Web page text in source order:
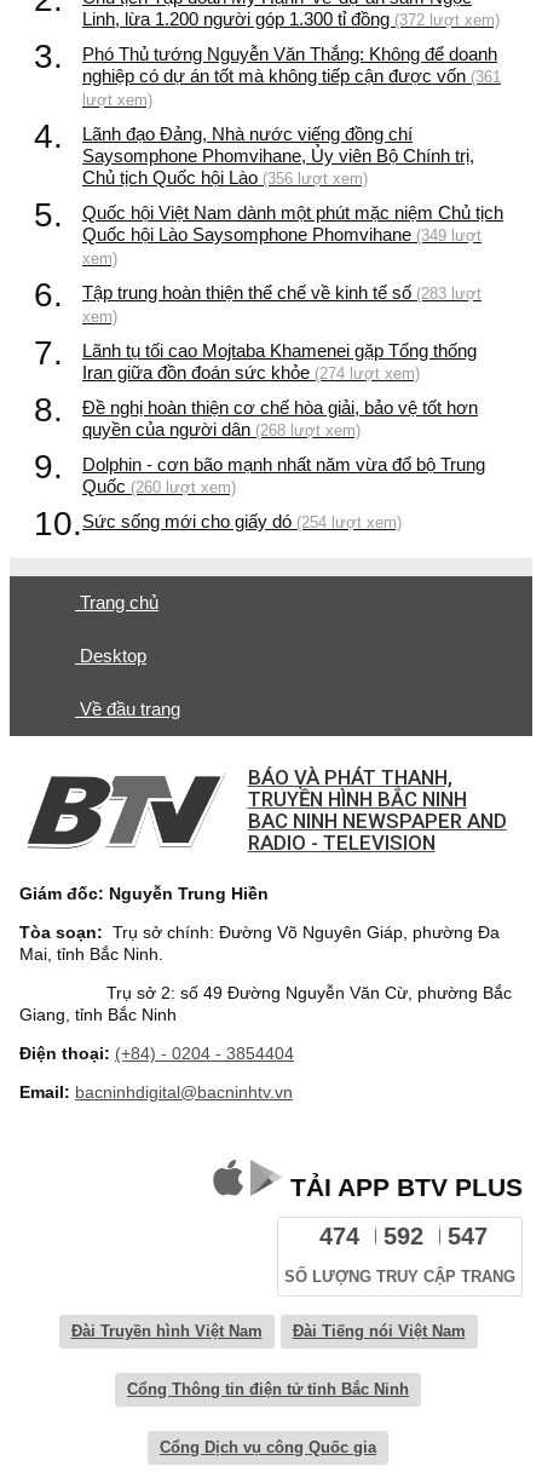
Linh, lừa 1.200 người góp 1.300 tỉ đồng (372 lượt xem)
3.
Phó Thủ tướng Nguyễn Văn Thắng: Không để doanh
nghiệp có dự án tốt mà không tiếp cận được vốn (361
lượt xem)
4.
Lãnh đạo Đảng, Nhà nước viếng đồng chí
Saysomphone Phomvihane, Ủy viên Bộ Chính trị,
Chủ tịch Quốc hội Lào (356 lượt xem)
5.
Quốc hội Việt Nam dành một phút mặc niệm Chủ tịch
Quốc hội Lào Saysomphone Phomvihane (349 lượt
xem)
6. Tập trung hoàn thiện thể chế về kinh tế số (283 lượt
xem)
7.
Lãnh tụ tối cao Mojtaba Khamenei gặp Tổng thống
Iran giữa đồn đoán sức khỏe (274 lượt xem)
8.
Đề nghị hoàn thiện cơ chế hòa giải, bảo vệ tốt hơn
quyền của người dân (268 lượt xem)
9.
Dolphin - cơn bão mạnh nhất năm vừa đổ bộ Trung
Quốc (260 lượt xem)
10.Sức sống mới cho giấy dó (254 lượt xem)
Trang chủ
Desktop
Về đầu trang
BÁO VÀ PHÁT THANH,
TRUYỀN HÌNH BẮC NINH
BAC NINH NEWSPAPER AND
RADIO - TELEVISION
Giám đốc: Nguyễn Trung Hiền
Tòa soạn: Trụ sở chính: Đường Võ Nguyên Giáp, phường Đa
Mai, tỉnh Bắc Ninh.
Trụ sở 2: số 49 Đường Nguyễn Văn Cừ, phường Bắc
Giang, tỉnh Bắc Ninh
Điện thoại: (+84) - 0204 - 3854404
Email: bacninhdigital@bacninhtv.vn
TẢI APP BTV PLUS
474 592 547
SỐ LƯỢNG TRUY CẬP TRANG
Đài Truyền hình Việt Nam Đài Tiếng nói Việt Nam
Cổng Thông tin điện tử tỉnh Bắc Ninh
Cổng Dịch vụ công Quốc gia